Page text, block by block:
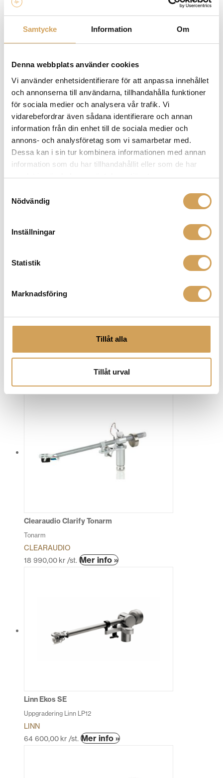
Samtycke Information Om
Denna webbplats använder cookies
Vi använder enhetsidentifierare för att anpassa innehållet
och annonserna till användarna, tillhandahålla funktioner
för sociala medier och analysera vår trafik. Vi
vidarebefordrar även sådana identifierare och annan
information från din enhet till de sociala medier och
annons- och analysföretag som vi samarbetar med.
Dessa kan i sin tur kombinera informationen med annan
information som du har tillhandahållit eller som de har
samlat in när du har använt deras tjänster.
Nödvändig
Inställningar
Statistik
Marknadsföring
Tillåt alla
Tillåt urval
Ytterligare information
Vikt 2,0 kg
Färg Silver , Svart
Svingbase –, Med Svingbase
Varumärke
CLEARAUDIO
som är specialiserat på tillverkning av högkvalitativa
skivspelare och ljudprodukter för vinylentusiaster.
exceptionella ljudåtergivning och gedigna konstruktion.
Varje skivspelare och tillbehör är tillverkat med omsorg
av dina vinylinspelningar. Oavsett om du är en
värdesätter den unika känslan av vinyl, är Clearaudio
det självklara valet för att få ut det mesta av dina
Clearaudio är en favorit bland audiofiler och
Clearaudio Clarify Tonarm
Tonarm
CLEARAUDIO
18 990,00 kr /st. Mer info »Den
varianter.
De
olika
Linn Ekos SE
Uppgradering Linn LP12
LINN
64 600,00 kr /st. Mer info »Den